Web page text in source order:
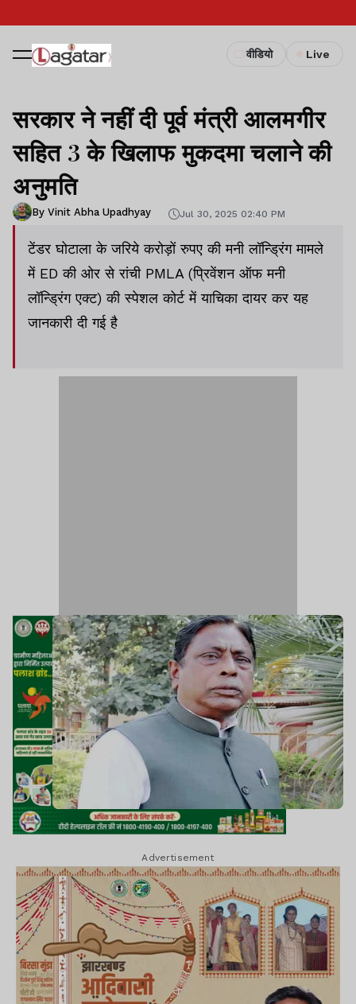
वीडियो Live
सरकार ने नहीं दी पूर्व मंत्री आलमगीर
सहित 3 के खिलाफ मुकदमा चलाने की
अनुमति
By Vinit Abha Upadhyay Jul 30, 2025 02:40 PM
टेंडर घोटाला के जरिये करोड़ों रुपए की मनी लॉन्ड्रिंग मामले
में ED की ओर से रांची PMLA (प्रिवेंशन ऑफ मनी
लॉन्ड्रिंग एक्ट) की स्पेशल कोर्ट में याचिका दायर कर यह
जानकारी दी गई है
Advertisement